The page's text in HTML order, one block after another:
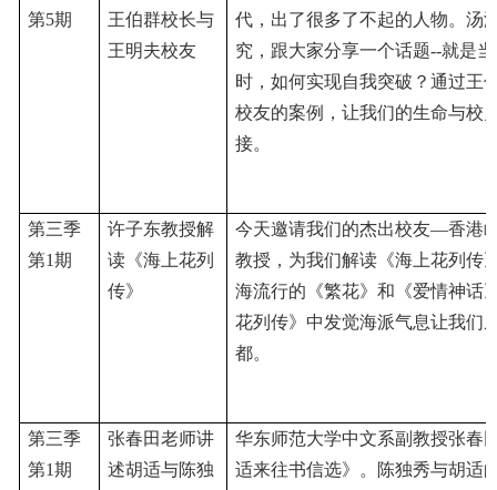
第5期
王伯群校长与
王明夫校友
代，出了很多了不起的人物。汤
究，跟大家分享一个话题--就是
时，如何实现自我突破？通过王
校友的案例，让我们的生命与校
接。
第三季
第1期
许子东教授解
读《海上花列
传》
今天邀请我们的杰出校友—香港
教授，为我们解读《海上花列传
海流行的《繁花》和《爱情神话
花列传》中发觉海派气息让我们
都。
第三季
第1期
张春田老师讲
述胡适与陈独
华东师范大学中文系副教授张春
适来往书信选》。陈独秀与胡适